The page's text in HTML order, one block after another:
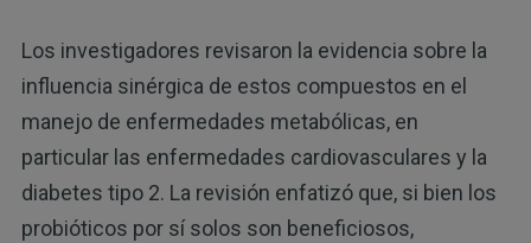
Los investigadores revisaron la evidencia sobre la
influencia sinérgica de estos compuestos en el
manejo de enfermedades metabólicas, en
particular las enfermedades cardiovasculares y la
diabetes tipo 2. La revisión enfatizó que, si bien los
probióticos por sí solos son beneficiosos,